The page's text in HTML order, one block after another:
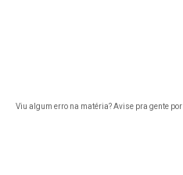
Viu algum erro na matéria? Avise pra gente por